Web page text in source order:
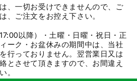
、一切お受けできませんので、ご
、ご注文をお控え下さい。
以降）・土曜・日曜・祝日・正
ーク・お盆休みの期間中は、当社
行っておりません。翌営業日又は
とさせて頂きますので、お間違え
。